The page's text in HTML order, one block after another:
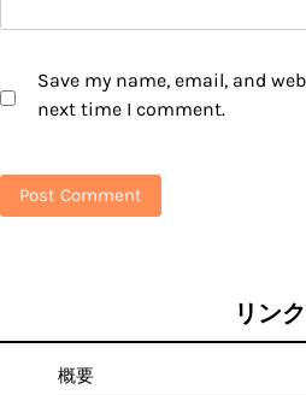
Save my name, email, and
next time I comment.
リンク
概要